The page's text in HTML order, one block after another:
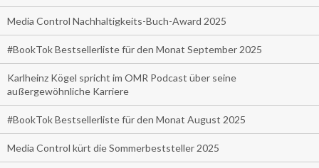
Media Control Nachhaltigkeits-Buch-Award 2025
#BookTok Bestsellerliste für den Monat September 2025
Karlheinz Kögel spricht im OMR Podcast über seine
außergewöhnliche Karriere
#BookTok Bestsellerliste für den Monat August 2025
Media Control kürt die Sommerbeststeller 2025